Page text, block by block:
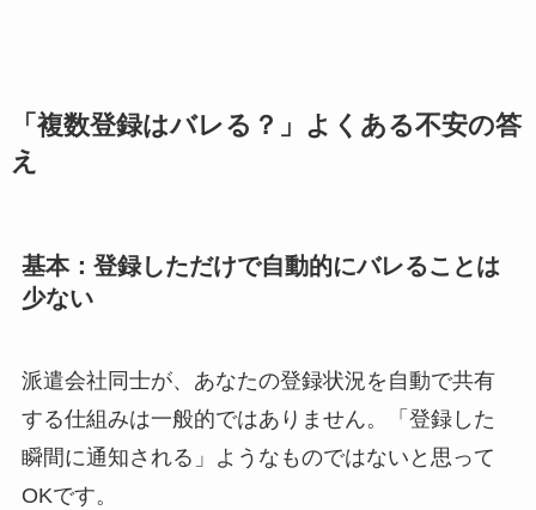
「複数登録はバレる？」よくある不安の答
え
基本：登録しただけで自動的にバレることは
少ない
派遣会社同士が、あなたの登録状況を自動で共有
する仕組みは一般的ではありません。「登録した
瞬間に通知される」ようなものではないと思って
OKです。